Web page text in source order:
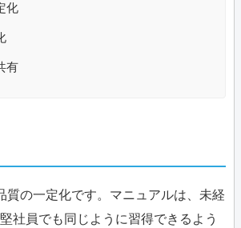
化
有
質の一定化です。マニュアルは、未経
社員でも同じように習得できるよう